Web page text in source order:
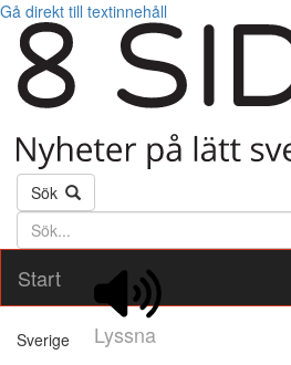
Gå direkt till textinnehåll
Sök
Söktext
Start
Lyssna
Sverige